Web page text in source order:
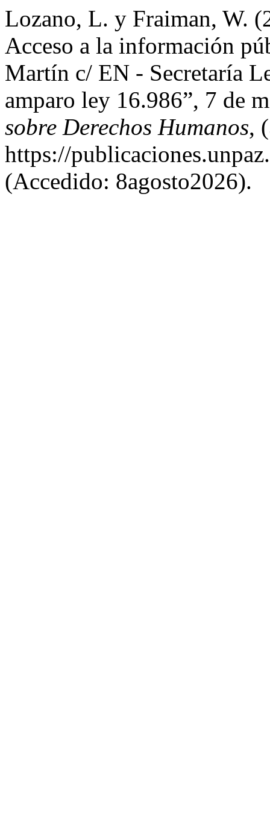
Lozano, L. y Fraiman, W.
Acceso a la información
Martín c/ EN - Secretaría
amparo ley 16.986”, 7 de
sobre Derechos Humanos,
https://
(Accedido: 8agosto2026).